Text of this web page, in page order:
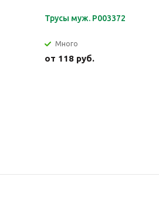
Трусы муж. Р003372
Много
от 118 руб.